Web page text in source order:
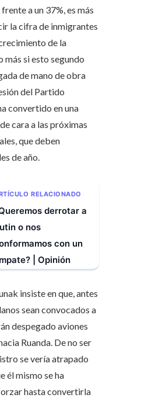
a un 37%, es más
la cifra de inmigrantes
de la
más si esto segundo
de mano de obra
del Partido
convertido en una
cara a las próximas
que deben
de año.
RELACIONADO
derrotar a
o nos
con un
| Opinión
insiste en que, antes
sean convocados a
despegado aviones
Ruanda. De no ser
se vería atrapado
él mismo se ha
hasta convertirla